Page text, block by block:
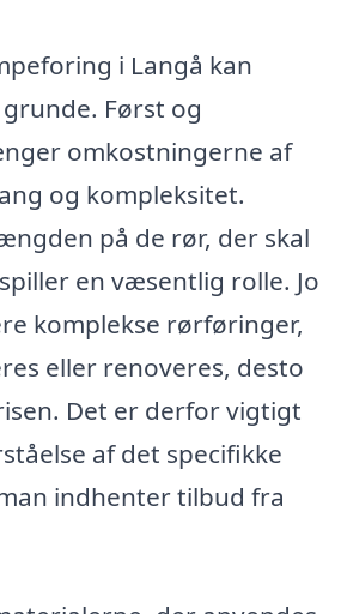
i Langå kan
Først og
omkostningerne af
og kompleksitet.
på de rør, der skal
en væsentlig rolle. Jo
komplekse rørføringer,
eller renoveres, desto
Det er derfor vigtigt
af det specifikke
indhenter tilbud fra